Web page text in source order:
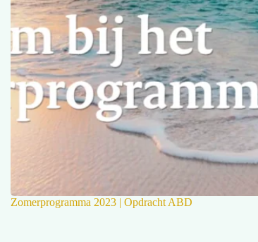
Zomerprogramma 2023 | Opdracht ABD